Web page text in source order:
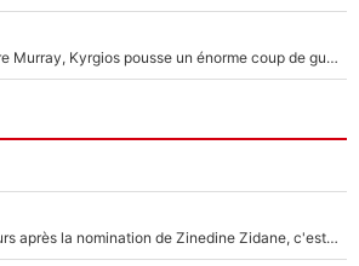
Victime de racisme contre Murray, Kyrgios pousse un énorme coup de gueule !
Equipe de France : 10 jours après la nomination de Zinedine Zidane, c'est au tour de son fils de prendre un nouveau départ !